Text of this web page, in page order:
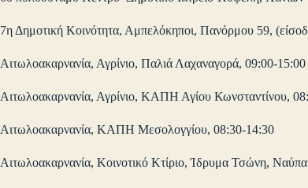
7η Δημοτική Κοινότητα, Αμπελόκηποι, Πανόρμου 59,
Αιτωλοακαρνανία, Αγρίνιο, Παλιά Λαχαναγορά, 09:00-15:00
Αιτωλοακαρνανία, Αγρίνιο, ΚΑΠΗ Αγίου Κωνσταντίνου,
Αιτωλοακαρνανία, ΚΑΠΗ Μεσολογγίου, 08:30-14:30
Αιτωλοακαρνανία, Κοινοτικό Κτίριο, Ίδρυμα Τσώνη,